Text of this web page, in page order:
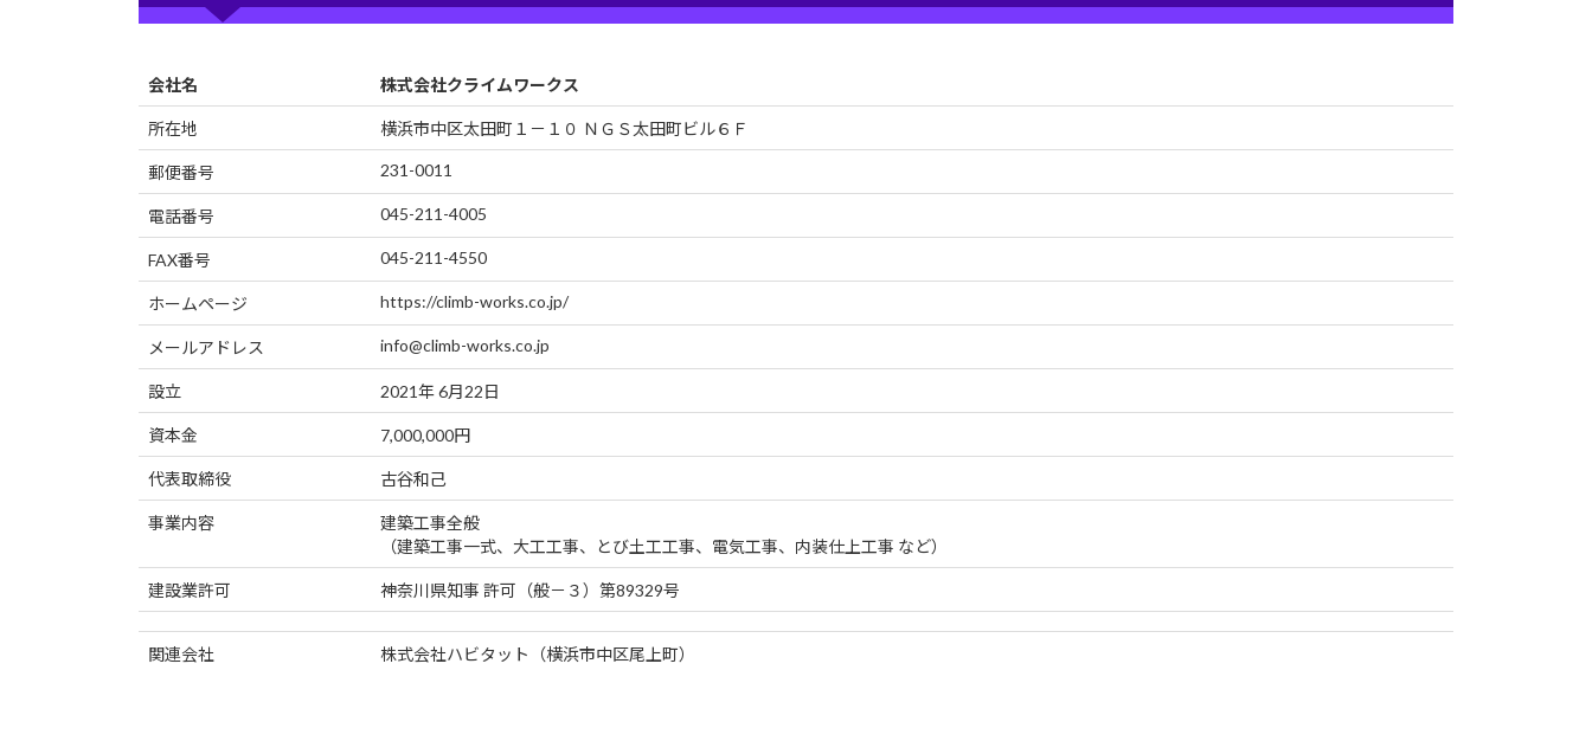
会社名 株式会社クライムワークス
所在地 横浜市中区太田町１－１０ ＮＧＳ太田町ビル６Ｆ
郵便番号 231-0011
電話番号 045-211-4005
FAX番号 045-211-4550
ホームページ https://climb-works.co.jp/
メールアドレス info@climb-works.co.jp
設立 2021年 6月22日
資本金 7,000,000円
代表取締役 古谷和己
事業内容
建築工事全般
（建築工事一式、大工工事、とび土工工事、電気工事、内装仕上工事 など）
建設業許可 神奈川県知事 許可（般－３）第89329号
関連会社 株式会社ハビタット（横浜市中区尾上町）